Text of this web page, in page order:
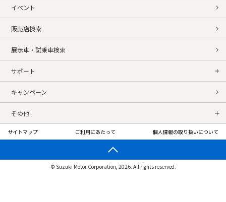
イベント
販売店検索
展示車・試乗車検索
サポート
キャンペーン
その他
サイトマップ ご利用にあたって 個人情報の取り扱いについて
© Suzuki Motor Corporation, 2026. All rights reserved.